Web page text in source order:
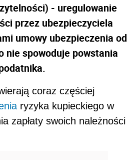
- uregulowanie
przez ubezpieczyciela
umowy ubezpieczenia od
nie spowoduje powstania
coraz częściej
ryzyka kupieckiego w
zapłaty swoich należności